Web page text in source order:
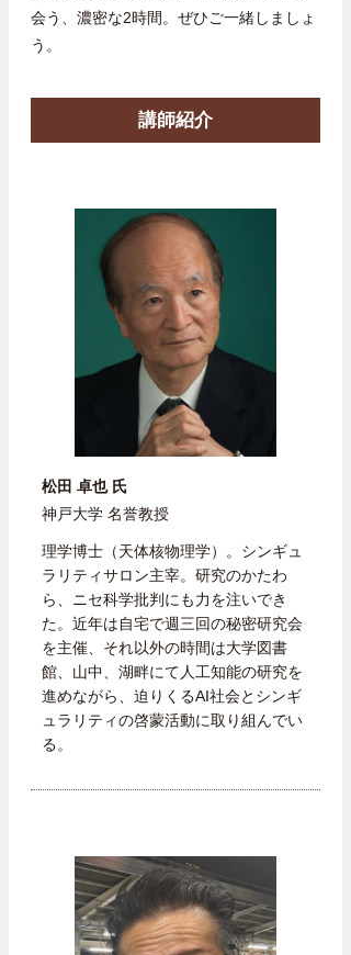
会う、濃密な2時間。ぜひご一緒しましょ
う。
講師紹介
松田 卓也 氏
神戸大学 名誉教授
理学博士（天体核物理学）。シンギュ
ラリティサロン主宰。研究のかたわ
ら、ニセ科学批判にも力を注いでき
た。近年は自宅で週三回の秘密研究会
を主催、それ以外の時間は大学図書
館、山中、湖畔にて人工知能の研究を
進めながら、迫りくるAI社会とシンギ
ュラリティの啓蒙活動に取り組んでい
る。